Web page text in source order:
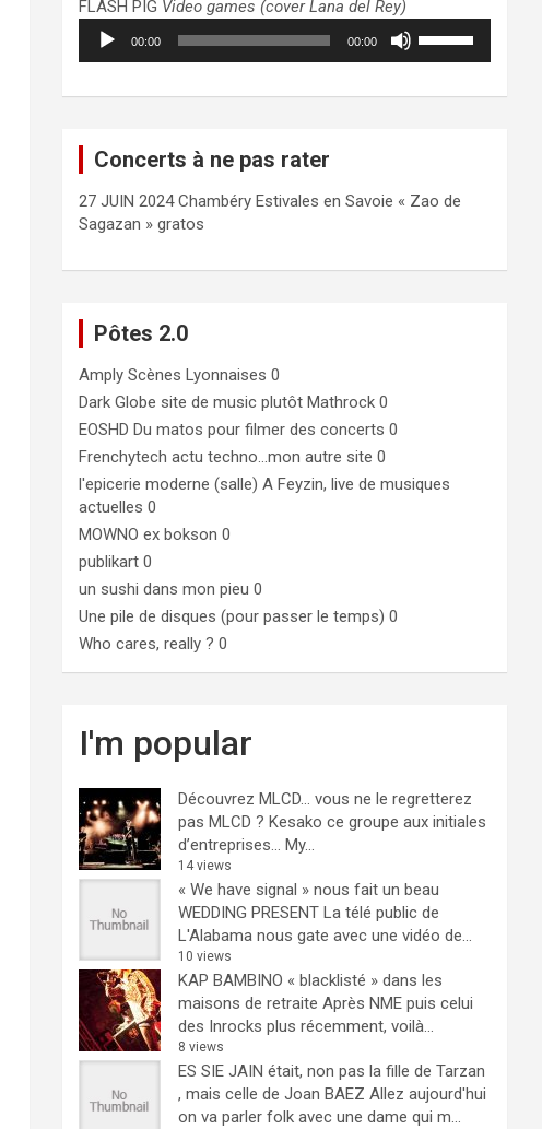
volume.
pour
augmenter
ou
FLASH PIG Video games (cover Lana del Rey)
Lecteur
audio
00:00 00:00
haut/bas
le
Concerts à ne pas rater
27 JUIN 2024 Chambéry Estivales en Savoie « Zao de
Sagazan » gratos
Pôtes 2.0
Amply Scènes Lyonnaises 0
Dark Globe site de music plutôt Mathrock 0
EOSHD Du matos pour filmer des concerts 0
Frenchytech actu techno…mon autre site 0
l'epicerie moderne (salle) A Feyzin, live de musiques
actuelles 0
MOWNO ex bokson 0
publikart 0
un sushi dans mon pieu 0
Une pile de disques (pour passer le temps) 0
Who cares, really ? 0
I'm popular
Découvrez MLCD… vous ne le regretterez
pas MLCD ? Kesako ce groupe aux initiales
d’entreprises… My...
14 views
« We have signal » nous fait un beau
WEDDING PRESENT La télé public de
L'Alabama nous gate avec une vidéo de...
10 views
KAP BAMBINO « blacklisté » dans les
maisons de retraite Après NME puis celui
des Inrocks plus récemment, voilà...
8 views
ES SIE JAIN était, non pas la fille de Tarzan
, mais celle de Joan BAEZ Allez aujourd'hui
on va parler folk avec une dame qui m...